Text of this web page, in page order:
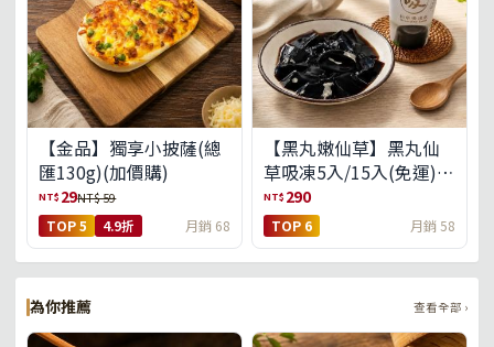
【金品】獨享小披薩(總
匯130g)(加價購)
NT$ 29NT$ 59
TOP 5 4.9折 月銷 68
【黑丸嫩仙草】黑丸仙
草吸凍5入/15入(免運)
(預購中8/14出貨)
NT$ 290
TOP 6 月銷 58
為你推薦 查看全部 ›